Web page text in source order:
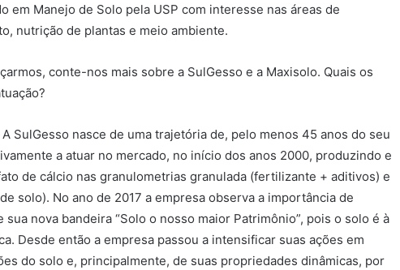
em Manejo de Solo pela USP com interesse nas áreas de
nutrição de plantas e meio ambiente.
conte-nos mais sobre a SulGesso e a Maxisolo. Quais os
A SulGesso nasce de uma trajetória de, pelo menos 45 anos do seu
a atuar no mercado, no início dos anos 2000, produzindo e
de cálcio nas granulometrias granulada (fertilizante + aditivos) e
solo). No ano de 2017 a empresa observa a importância de
sua nova bandeira “Solo o nosso maior Patrimônio”, pois o solo é à
Desde então a empresa passou a intensificar suas ações em
do solo e, principalmente, de suas propriedades dinâmicas, por